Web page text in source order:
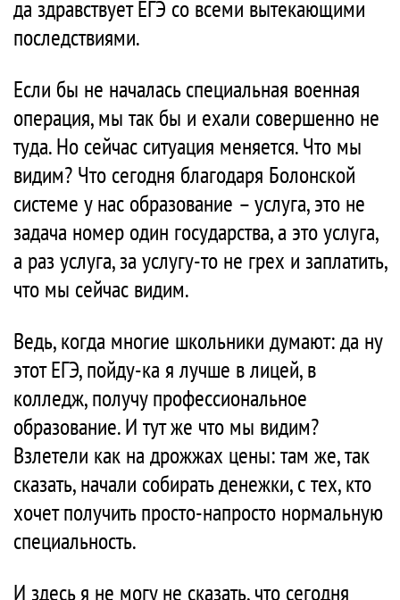
да здравствует ЕГЭ со всеми вытекающими
последствиями.
Если бы не началась специальная военная
операция, мы так бы и ехали совершенно не
туда. Но сейчас ситуация меняется. Что мы
видим? Что сегодня благодаря Болонской
системе у нас образование – услуга, это не
задача номер один государства, а это услуга,
а раз услуга, за услугу-то не грех и заплатить,
что мы сейчас видим.
Ведь, когда многие школьники думают: да ну
этот ЕГЭ, пойду-ка я лучше в лицей, в
колледж, получу профессиональное
образование. И тут же что мы видим?
Взлетели как на дрожжах цены: там же, так
сказать, начали собирать денежки, с тех, кто
хочет получить просто-напросто нормальную
специальность.
И здесь я не могу не сказать, что сегодня